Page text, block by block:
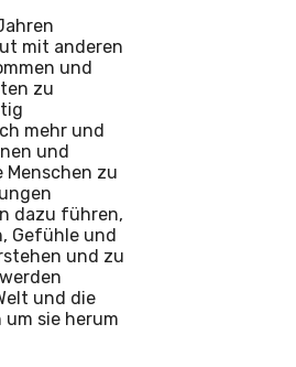
mit anderen
und
zu
mehr und
und
Menschen zu
dazu führen,
Gefühle und
und zu
und die
um sie herum